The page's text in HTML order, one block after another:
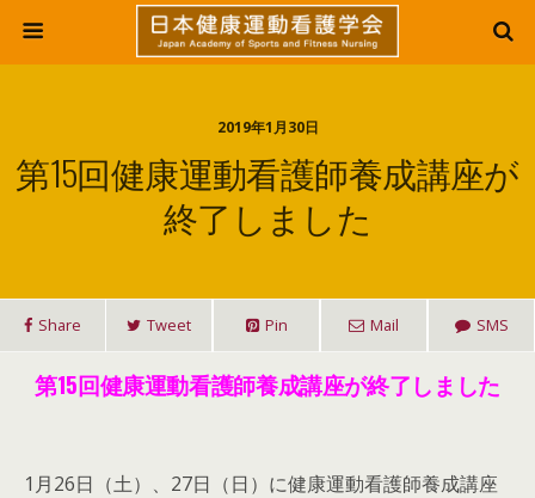
2019年1月30日
第15回健康運動看護師養成講座が
終了しました
Share Tweet Pin Mail SMS
第15回健康運動看護師養成講座が終了しました
1月26日（土）、27日（日）に健康運動看護師養成講座